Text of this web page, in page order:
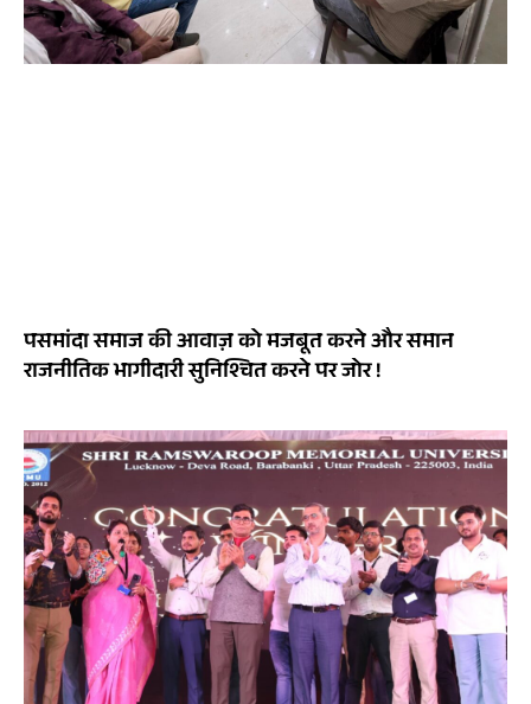
पसमांदा समाज की आवाज़ को मजबूत करने और समान
राजनीतिक भागीदारी सुनिश्चित करने पर जोर !